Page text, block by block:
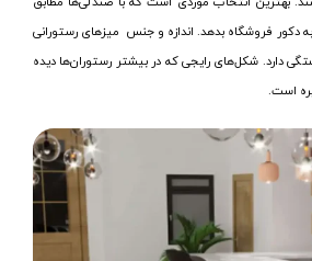
دکور فروشگاه بدهد. اندازه و جنس میزهای رستورانی
دارد. شکل‌های رایجی که در بیشتر رستوران‌ها دیده
است.